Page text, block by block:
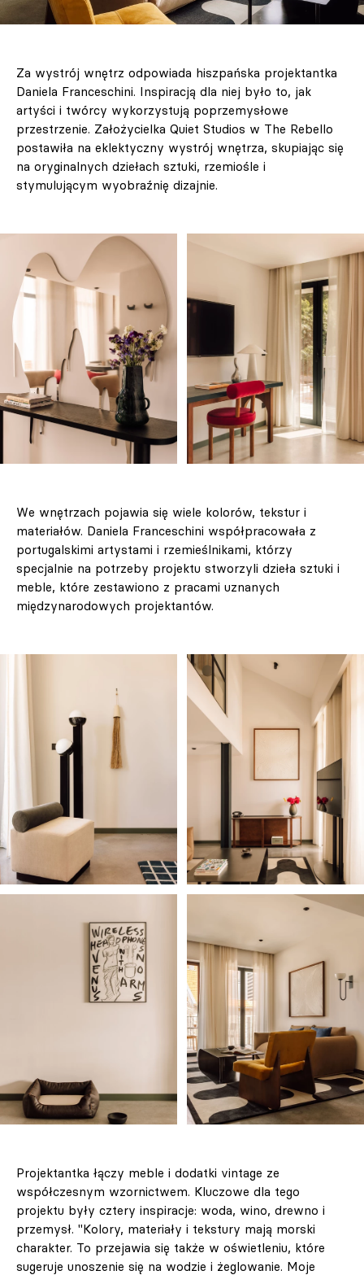
Za wystrój wnętrz odpowiada hiszpańska projektantka
Daniela Franceschini. Inspiracją dla niej było to, jak
artyści i twórcy wykorzystują poprzemysłowe
przestrzenie. Założycielka Quiet Studios w The Rebello
postawiła na eklektyczny wystrój wnętrza, skupiając się
na oryginalnych dziełach sztuki, rzemiośle i
stymulującym wyobraźnię dizajnie.
We wnętrzach pojawia się wiele kolorów, tekstur i
materiałów. Daniela Franceschini współpracowała z
portugalskimi artystami i rzemieślnikami, którzy
specjalnie na potrzeby projektu stworzyli dzieła sztuki i
meble, które zestawiono z pracami uznanych
międzynarodowych projektantów.
Projektantka łączy meble i dodatki vintage ze
współczesnym wzornictwem. Kluczowe dla tego
projektu były cztery inspiracje: woda, wino, drewno i
przemysł. "Kolory, materiały i tekstury mają morski
charakter. To przejawia się także w oświetleniu, które
sugeruje unoszenie się na wodzie i żeglowanie. Moje